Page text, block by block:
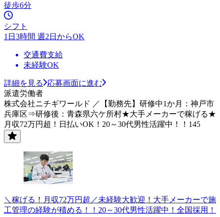
徒歩6分
シフト
1日3時間 週2日からOK
交通費支給
未経験OK
詳細を見る
応募画面に進む
派遣労働者
株式会社ニチギワールド ／【勤務先】研修中1か月：神戸市
兵庫区⇒研修後：青森県六ケ所村★大手メーカーで稼げる★
月収72万円超！日払いOK！20～30代男性活躍中！！145
＼稼げる！月収72万円超／未経験大歓迎！大手メーカーで施
工管理の経験が積める！！20～30代男性活躍中！全国採用！